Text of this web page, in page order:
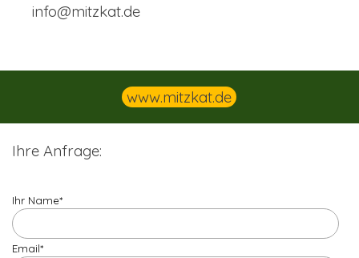
info@mitzkat.de
www.mitzkat.de
Ihre Anfrage:
Ihr Name*
Email*